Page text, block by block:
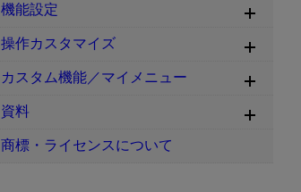
機能設定
操作カスタマイズ
カスタム機能／マイメニュー
資料
商標・ライセンスについて